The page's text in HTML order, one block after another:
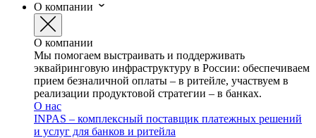
О компании
О компании
Мы помогаем выстраивать и поддерживать
эквайринговую инфраструктуру в России: обеспечиваем
прием безналичной оплаты – в ритейле, участвуем в
реализации продуктовой стратегии – в банках.
О нас
INPAS – комплексный поставщик платежных решений
и услуг для банков и ритейла